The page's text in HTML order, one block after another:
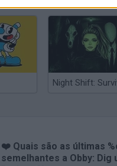
❤️ Quais são as últimas
semelhantes a Obby: Dig